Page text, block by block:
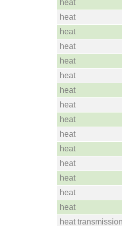
heat
heat
heat
heat
heat
heat
heat
heat
heat
heat
heat
heat
heat
heat
heat
heat